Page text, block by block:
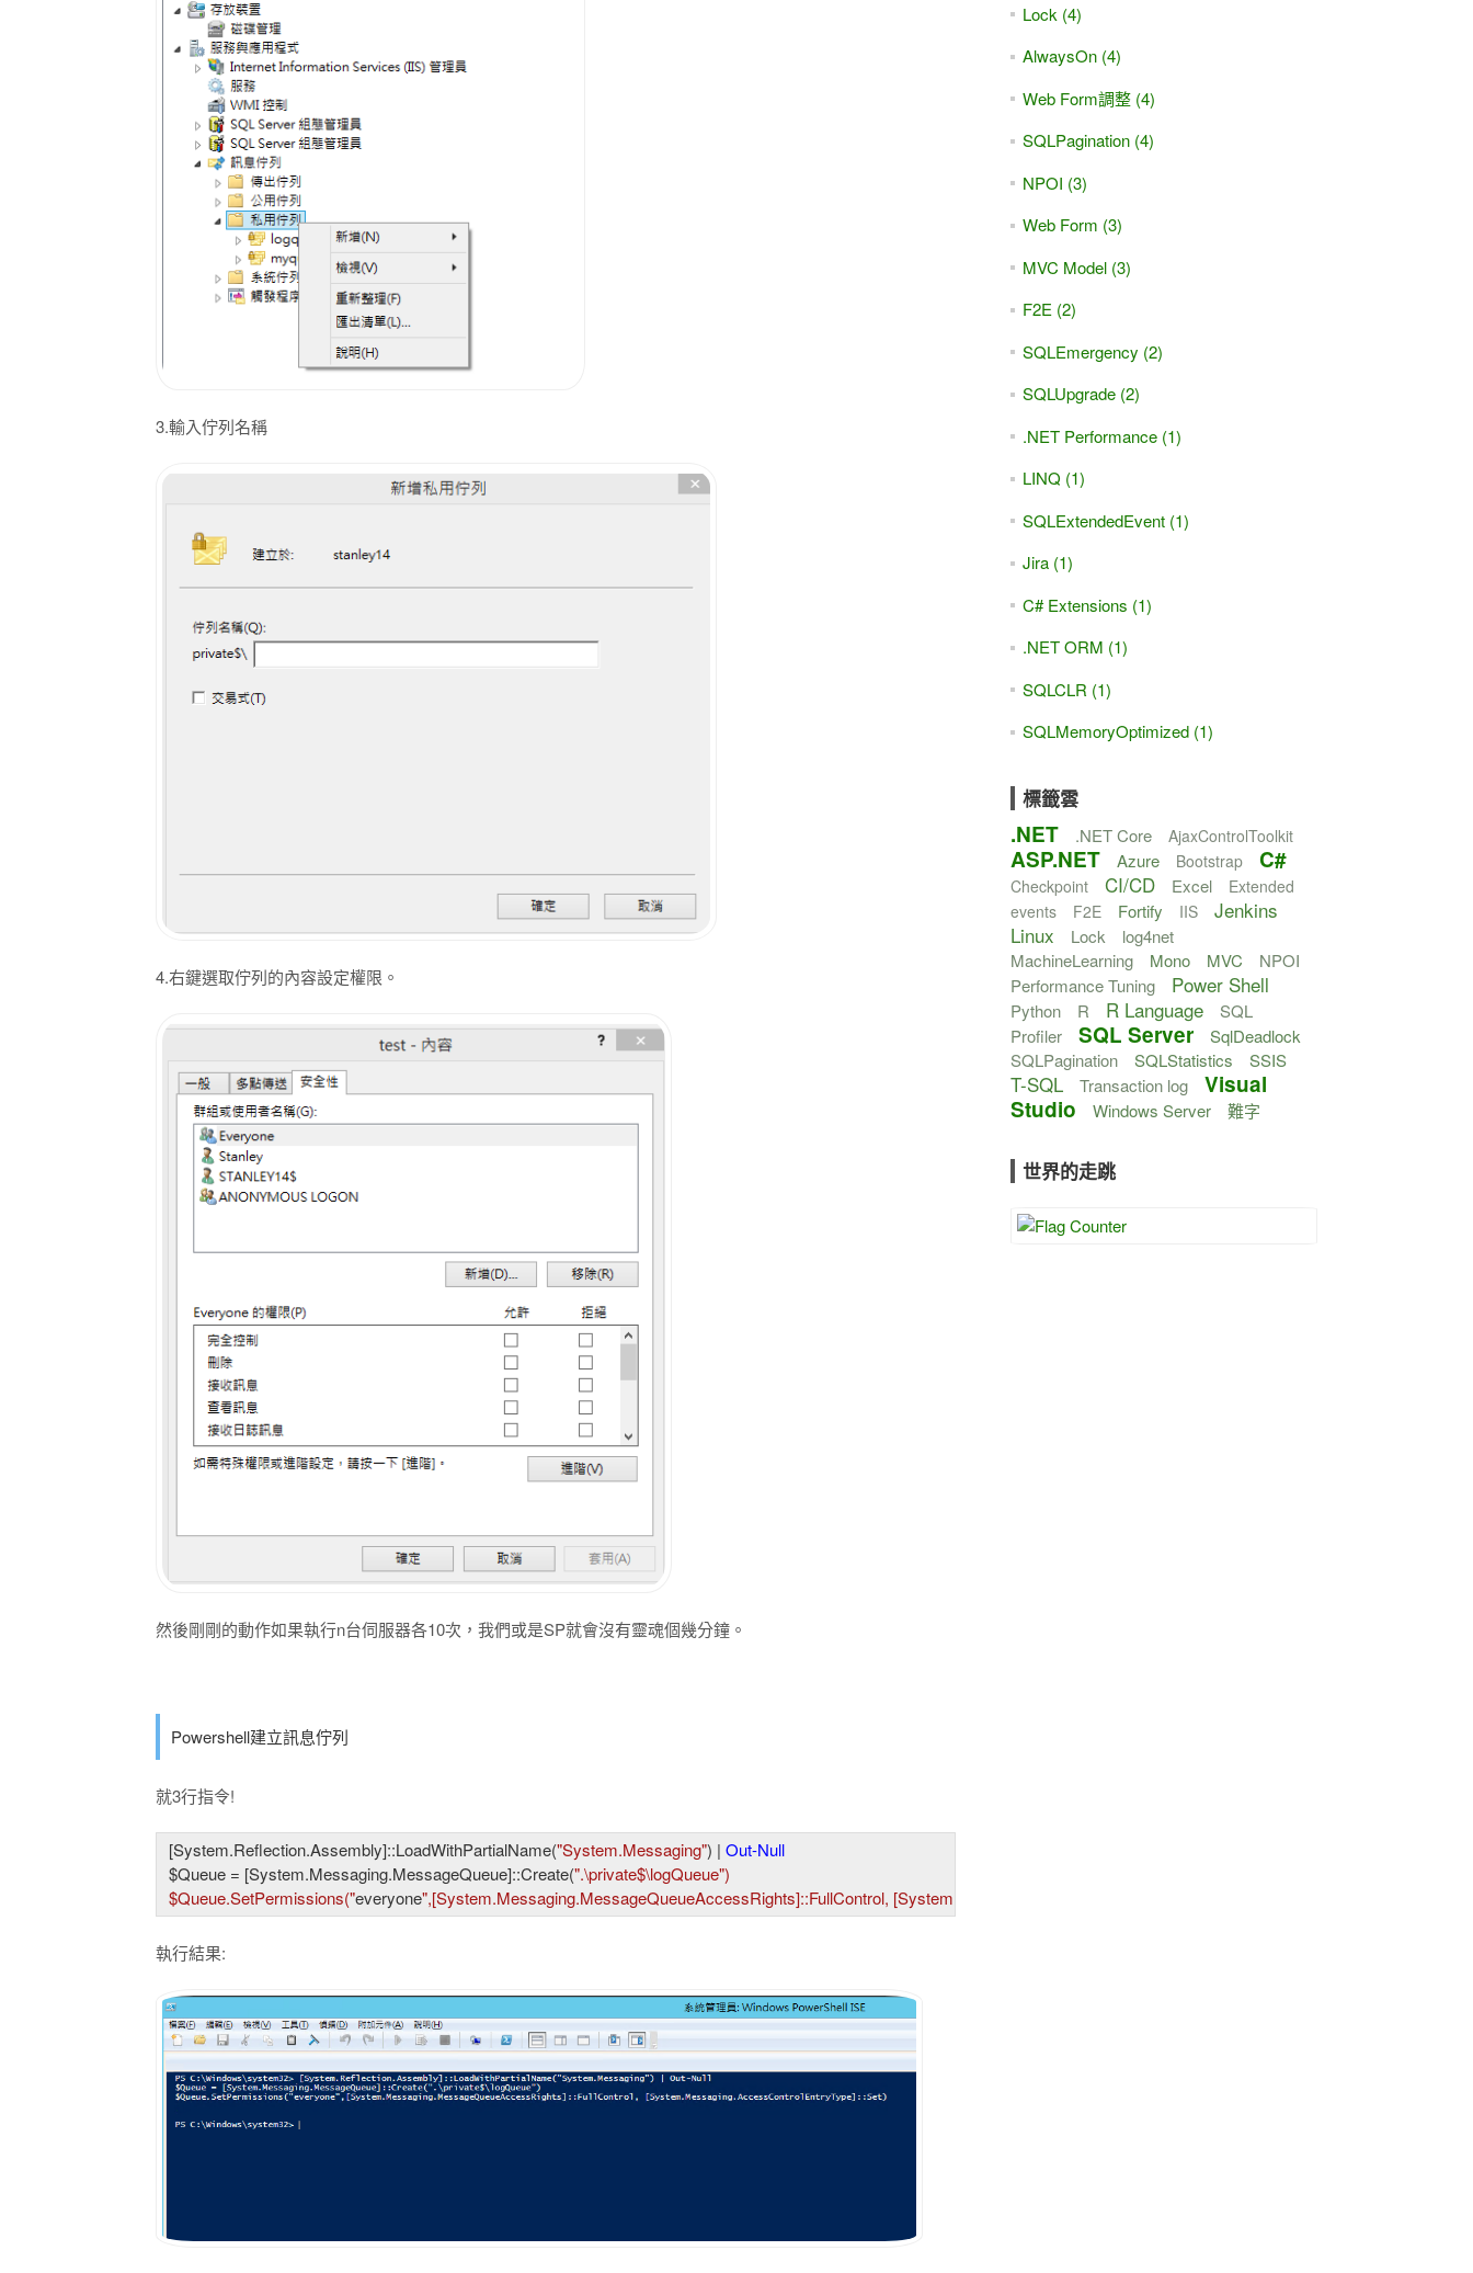
3.輸入佇列名稱
4.右鍵選取佇列的內容設定權限。
然後剛剛的動作如果執行n台伺服器各10次，我們或是SP就會沒有靈魂個幾分鐘。
Powershell建立訊息佇列
就3行指令!
[System.Reflection.Assembly]::LoadWithPartialName("System.Messaging") | Out-Null
$Queue = [System.Messaging.MessageQueue]::Create(".\private$\logQueue"
$Queue.SetPermissions("everyone
執行結果:
Lock (4)
AlwaysOn (4)
Web Form調整 (4)
SQLPagination (4)
NPOI (3)
Web Form (3)
MVC Model (3)
F2E (2)
SQLEmergency (2)
SQLUpgrade (2)
.NET Performance (1)
LINQ (1)
SQLExtendedEvent (1)
Jira (1)
C# Extensions (1)
.NET ORM (1)
SQLCLR (1)
SQLMemoryOptimized (1)
標籤雲
.NET .NET Core AjaxControlToolkit
ASP.NET Azure Bootstrap C#
Checkpoint CI/CD Excel
Extended
events
F2E Fortify IIS
Jenkins
Linux
Lock
log4net
MachineLearning
Mono MVC
NPOI
Performance Tuning
Power Shell
Python R R Language
SQL
Profiler
SQL Server
SqlDeadlock
SQLPagination
SQLStatistics SSIS
T-SQL Transaction log
Visual
Studio
Windows Server 難字
世界的走跳